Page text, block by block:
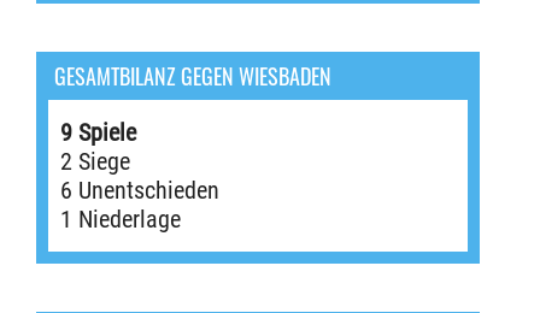
GESAMTBILANZ GEGEN WIESBADEN
9 Spiele
2 Siege
6 Unentschieden
1 Niederlage